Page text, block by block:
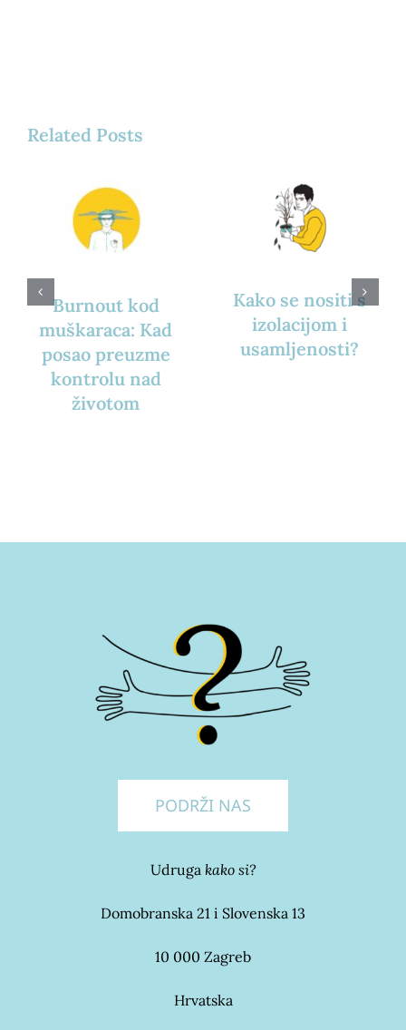
Related Posts
Burnout kod
muškaraca: Kad
posao preuzme
kontrolu nad
životom
Kako se nositi s
izolacijom i
usamljenosti?
PODRŽI NAS
Udruga kako si?
Domobranska 21 i Slovenska 13
10 000 Zagreb
Hrvatska